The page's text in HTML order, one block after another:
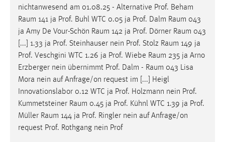
nichtanwesend am 01.08.25 - Alternative Prof. Beham
Raum 141 ja Prof. Buhl WTC 0.05 ja Prof. Dalm Raum 043
ja Amy De Vour-Schön Raum 142 ja Prof. Dörner Raum 043
[...] 1.33 ja Prof. Steinhauser nein Prof. Stolz Raum 149 ja
Prof. Veschgini WTC 1.26 ja Prof. Wiebe Raum 235 ja Arno
Erzberger nein übernimmt Prof. Dalm - Raum 043 Lisa
Mora nein auf Anfrage/on request im [...] Heigl
Innovationslabor 0.12 WTC ja Prof. Holzmann nein Prof.
Kummetsteiner Raum 0.45 ja Prof. Kühnl WTC 1.39 ja Prof.
Müller Raum 144 ja Prof. Ringler nein auf Anfrage/on
request Prof. Rothgang nein Prof